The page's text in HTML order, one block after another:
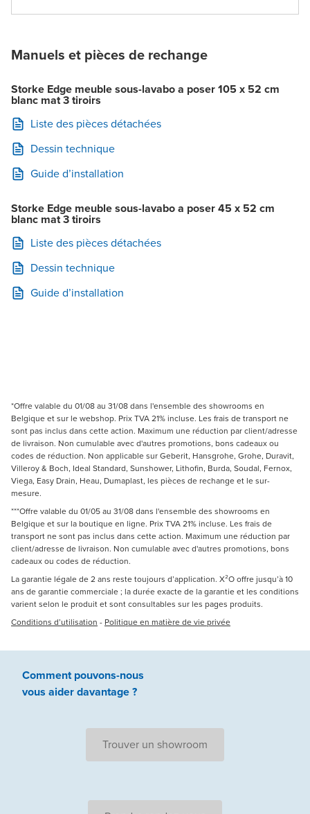
Manuels et pièces de rechange
Storke Edge meuble sous-lavabo a poser 105 x 52 cm
blanc mat 3 tiroirs
Liste des pièces détachées
Dessin technique
Guide d’installation
Storke Edge meuble sous-lavabo a poser 45 x 52 cm
blanc mat 3 tiroirs
Liste des pièces détachées
Dessin technique
Guide d’installation
*Offre valable du 01/08 au 31/08 dans l'ensemble des showrooms en
Belgique et sur le webshop. Prix TVA 21% incluse. Les frais de transport ne
sont pas inclus dans cette action. Maximum une réduction par client/adresse
de livraison. Non cumulable avec d'autres promotions, bons cadeaux ou
codes de réduction. Non applicable sur Geberit, Hansgrohe, Grohe, Duravit,
Villeroy & Boch, Ideal Standard, Sunshower, Lithofin, Burda, Soudal, Fernox,
Viega, Easy Drain, Heau, Dumaplast, les pièces de rechange et le sur-
mesure.
***Offre valable du 01/05 au 31/08 dans l'ensemble des showrooms en
Belgique et sur la boutique en ligne. Prix TVA 21% incluse. Les frais de
transport ne sont pas inclus dans cette action. Maximum une réduction par
client/adresse de livraison. Non cumulable avec d'autres promotions, bons
cadeaux ou codes de réduction.
La garantie légale de 2 ans reste toujours d’application. X²O offre jusqu’à 10
ans de garantie commerciale ; la durée exacte de la garantie et les conditions
varient selon le produit et sont consultables sur les pages produits.
Conditions d’utilisation - Politique en matière de vie privée
Comment pouvons-nous
vous aiderdavantage ?
Trouver un showroom